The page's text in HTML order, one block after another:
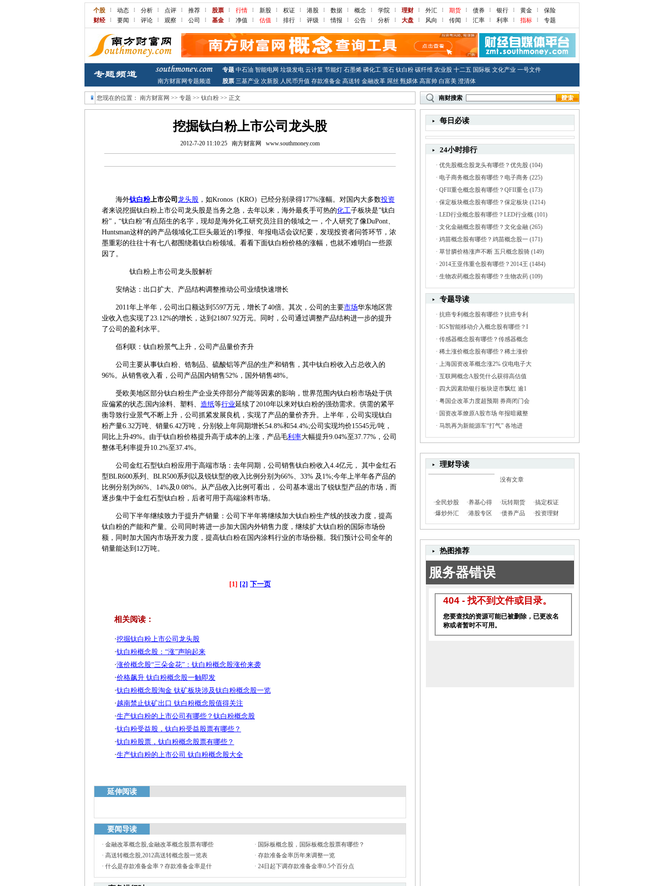
个股 动态 分析 点评 推荐 股票 行情 新股 权证 港股 数据 概念 学院 理财 外汇 期货 债券 银行 黄金
保险
财经
要闻 评论 观察 公司 基金 净值 估值 排行 评级 情报 公告 分析 大盘 风向 传闻 汇率 利率 指标 专题
专题 中石油 智能电网 垃圾发电 云计算 节能灯 石墨烯 磷化工 萤石 钛白粉 碳纤维 农业股 十二五 国际板 文化产业 一号文件
南方财富网专题频道
股票 三基产业 次新股 人民币升值 存款准备金 高送转 金融改革 屌丝 甄嬛体 高富帅 白富美 澄清体
您现在的位置： 南方财富网 >> 专题 >> 钛白粉 >> 正文 南财搜索
挖掘钛白粉上市公司龙头股
2012-7-20 11:10:25 南方财富网 www.southmoney.com
海外钛白粉上市公司 龙头股 ，如Kronos（KRO）已经分别录得177%涨幅。对国内大多数投资
者来说挖掘钛白粉上市公司龙头股是当务之急，去年以来，海外最炙手可热的化工子板块是”钛白
粉”，“钛白粉”有点陌生的名字，现却是海外化工研究员注目的领域之一，个人研究了像DuPont、
Huntsman这样的跨产品领域化工巨头最近的1季报、年报电话会议纪要，发现投资者问答环节，浓
墨重彩的往往十有七八都围绕着钛白粉领域。看看下面钛白粉价格的涨幅，也就不难明白一些原
因了。
钛白粉上市公司龙头股解析
安纳达：出口扩大、产品结构调整推动公司业绩快速增长
2011年上半年，公司出口额达到5597万元，增长了40倍。其次，公司的主要市场华东地区营
业收入也实现了23.12%的增长，达到21807.92万元。同时，公司通过调整产品结构进一步的提升
了公司的盈利水平。
佰利联：钛白粉景气上升，公司产品量价齐升
公司主要从事钛白粉、锆制品、硫酸铝等产品的生产和销售，其中钛白粉收入占总收入的
96%。从销售收入看，公司产品国内销售52%，国外销售48%。
受欧美地区部分钛白粉生产企业关停部分产能等因素的影响，世界范围内钛白粉市场处于供
应偏紧的状态;国内涂料、塑料、 造纸等行业延续了2010年以来对钛白粉的强劲需求。供需的紧平
衡导致行业景气不断上升，公司抓紧发展良机，实现了产品的量价齐升。上半年，公司实现钛白
粉产量6.32万吨、销量6.42万吨，分别较上年同期增长54.8%和54.4%;公司实现均价15545元/吨，
同比上升49%。由于钛白粉价格提升高于成本的上涨，产品毛利率大幅提升9.04%至37.77%，公司
整体毛利率提升10.2%至37.4%。
公司金红石型钛白粉应用于高端市场：去年同期，公司销售钛白粉收入4.4亿元， 其中金红石
型BLR600系列、BLR500系列以及锐钛型的收入比例分别为66%、33% 及1%;今年上半年各产品的
比例分别为86%、14%及0.08%。从产品收入比例可看出， 公司基本退出了锐钛型产品的市场，而
逐步集中于金红石型钛白粉，后者可用于高端涂料市场。
公司下半年继续致力于提升产销量：公司下半年将继续加大钛白粉生产线的技改力度，提高
钛白粉的产能和产量。公司同时将进一步加大国内外销售力度，继续扩大钛白粉的国际市场份
额，同时加大国内市场开发力度，提高钛白粉在国内涂料行业的市场份额。我们预计公司全年的
销量能达到12万吨。
[1] [2] 下一页
相关阅读：
·挖掘钛白粉上市公司龙头股
·钛白粉概念股：“涨”声响起来
·涨价概念股“三朵金花”：钛白粉概念股涨价来袭
·价格飙升 钛白粉概念股一触即发
·钛白粉概念股淘金 钛矿板块涉及钛白粉概念股一览
·越南禁止钛矿出口 钛白粉概念股值得关注
·生产钛白粉的上市公司有哪些？钛白粉概念股
·钛白粉受益股，钛白粉受益股票有哪些？
·钛白粉股票，钛白粉概念股票有哪些？
·生产钛白粉的上市公司 钛白粉概念股大全
延伸阅读
要闻导读
· 金融改革概念股,金融改革概念股票有哪些 · 国际板概念股，国际板概念股票有哪些？
· 高送转概念股,2012高送转概念股一览表 · 存款准备金率历年来调整一览
· 什么是存款准备金率？存款准备金率是什 · 24日起下调存款准备金率0.5个百分点
每日必读
24小时排行
· 优先股概念股龙头有哪些？优先股(104)
· 电子商务概念股有哪些？电子商务 (225)
· QFII重仓概念股有哪些？QFII重仓(173)
· 保定板块概念股有哪些？保定板块(1214)
· LED行业概念股有哪些？LED行业概(101)
· 文化金融概念股有哪些？文化金融(265)
· 鸡苗概念股有哪些？鸡苗概念股一(171)
· 草甘膦价格涨声不断 五只概念股骑(149)
· 2014王亚伟重仓股有哪些？2014王 (1484)
· 生物农药概念股有哪些？生物农药(109)
专题导读
· 抗癌专利概念股有哪些？抗癌专利
· IGS智能移动介入概念股有哪些？I
· 传感器概念股有哪些？传感器概念
· 稀土涨价概念股有哪些？稀土涨价
· 上海国资改革概念涨2% 仪电电子大
· 互联网概念A股凭什么获得高估值
· 四大因素助银行板块逆市飘红 逾1
· 粤国企改革力度超预期 券商闭门会
· 国资改革燎原A股市场 年报暗藏整
· 马凯再为新能源车“打气” 各地进
理财导读
没有文章
·全民炒股 ·养基心得 ·玩转期货 ·搞定权证
·爆炒外汇 ·港股专区 ·债券产品 ·投资理财
热图推荐